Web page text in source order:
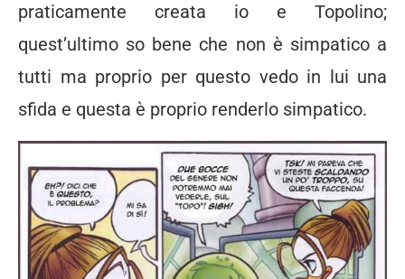
praticamente creata io e Topolino;
quest’ultimo so bene che non è simpatico a
tutti ma proprio per questo vedo in lui una
sfida e questa è proprio renderlo simpatico.